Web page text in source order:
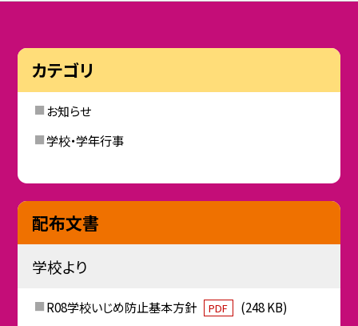
カテゴリ
お知らせ
学校・学年行事
配布文書
学校より
R08学校いじめ防止基本方針 PDF
(248 KB)